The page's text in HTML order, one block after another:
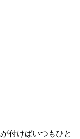
付けばいつもひと